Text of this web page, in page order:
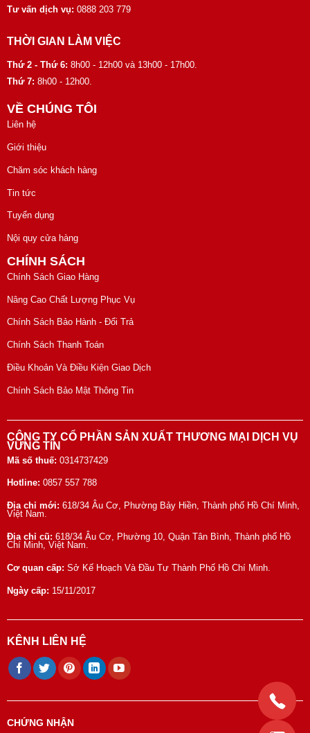
Tư vấn dịch vụ: 0888 203 779
THỜI GIAN LÀM VIỆC
Thứ 2 - Thứ 6: 8h00 - 12h00 và 13h00 - 17h00.
Thứ 7: 8h00 - 12h00.
VỀ CHÚNG TÔI
Liên hệ
Giới thiệu
Chăm sóc khách hàng
Tin tức
Tuyển dụng
Nội quy cửa hàng
CHÍNH SÁCH
Chính Sách Giao Hàng
Nâng Cao Chất Lượng Phục Vụ
Chính Sách Bảo Hành - Đổi Trả
Chính Sách Thanh Toán
Điều Khoản Và Điều Kiện Giao Dịch
Chính Sách Bảo Mật Thông Tin
CÔNG TY CỔ PHẦN SẢN XUẤT THƯƠNG MẠI DỊCH VỤ
VỮNG TÍN
Mã số thuế: 0314737429
Hotline: 0857 557 788
Địa chỉ mới: 618/34 Âu Cơ, Phường Bảy Hiền, Thành phố Hồ Chí Minh,
Việt Nam.
Địa chỉ cũ: 618/34 Âu Cơ, Phường 10, Quận Tân Bình, Thành phố Hồ
Chí Minh, Việt Nam.
Cơ quan cấp: Sở Kế Hoạch Và Đầu Tư Thành Phố Hồ Chí Minh.
Ngày cấp: 15/11/2017
KÊNH LIÊN HỆ
CHỨNG NHẬN